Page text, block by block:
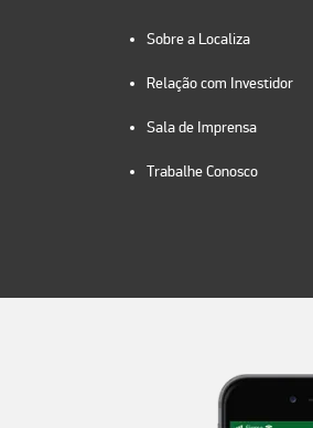
Sobre a Localiza
Relação com Investidor
Sala de Imprensa
Trabalhe Conosco